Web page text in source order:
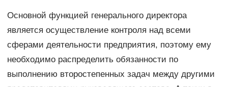
Основной функцией генерального директора
является осуществление контроля над всеми
сферами деятельности предприятия, поэтому ему
необходимо распределить обязанности по
выполнению второстепенных задач между другими